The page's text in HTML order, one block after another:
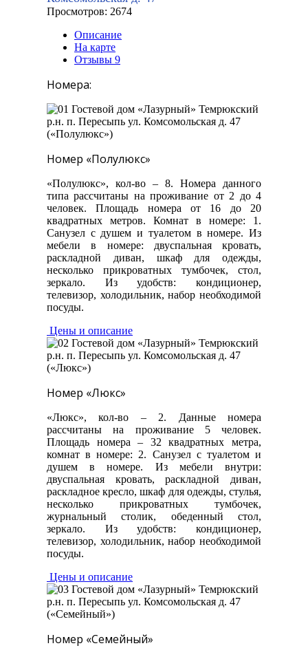
Просмотров: 2674
Описание
На карте
Отзывы 9
Номера:
Номер «Полулюкс»
«Полулюкс», кол-во – 8. Номера данного
типа рассчитаны на проживание от 2 до 4
человек. Площадь номера от 16 до 20
квадратных метров. Комнат в номере: 1.
Санузел с душем и туалетом в номере. Из
мебели в номере: двуспальная кровать,
раскладной диван, шкаф для одежды,
несколько прикроватных тумбочек, стол,
зеркало. Из удобств: кондиционер,
телевизор, холодильник, набор необходимой
посуды.
Цены и описание
Номер «Люкс»
«Люкс», кол-во – 2. Данные номера
рассчитаны на проживание 5 человек.
Площадь номера – 32 квадратных метра,
комнат в номере: 2. Санузел с туалетом и
душем в номере. Из мебели внутри:
двуспальная кровать, раскладной диван,
раскладное кресло, шкаф для одежды, стулья,
несколько прикроватных тумбочек,
журнальный столик, обеденный стол,
зеркало. Из удобств: кондиционер,
телевизор, холодильник, набор необходимой
посуды.
Цены и описание
Номер «Семейный»